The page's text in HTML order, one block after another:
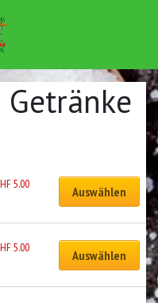
5.00 Auswählen
5.00 Auswählen